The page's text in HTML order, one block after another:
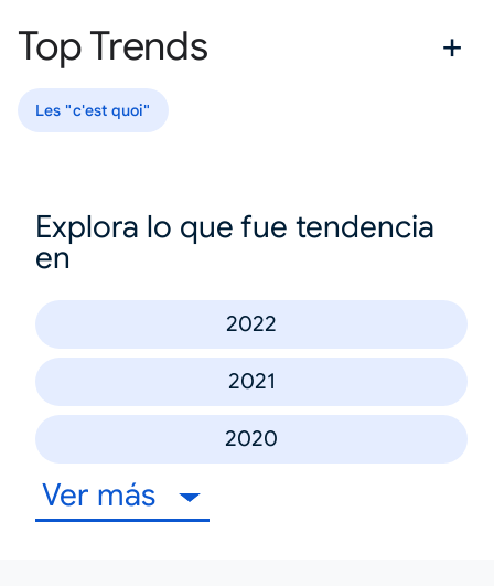
Top Trends
Les "c'est quoi"
Explora lo que fue tendencia
en
2022
2021
2020
Ver más